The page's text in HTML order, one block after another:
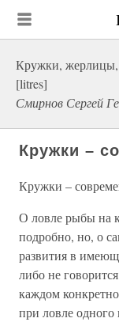
Кружки, жерлицы,
[litres]
Смирнов Сергей
Кружки –
Кружки –
О ловле рыбы на
подробно, но, о
развития в
либо не
каждом
при ловле